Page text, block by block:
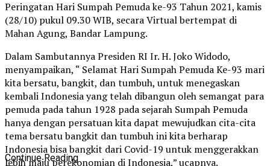
Peringatan Hari Sumpah Pemuda ke-93 Tahun 2021, kamis
(28/10) pukul 09.30 WIB, secara Virtual bertempat di
Mahan Agung, Bandar Lampung.
Dalam Sambutannya Presiden RI Ir. H. Joko Widodo,
menyampaikan, “ Selamat Hari Sumpah Pemuda Ke-93 mari
kita bersatu, bangkit, dan tumbuh, untuk menegaskan
kembali Indonesia yang telah dibangun oleh semangat para
pemuda pada tahun 1928 pada sejarah Sumpah Pemuda
hanya dengan persatuan kita dapat mewujudkan cita-cita
tema bersatu bangkit dan tumbuh ini kita berharap
Indonesia bisa bangkit dari Covid-19 untuk menggerakkan
lebih maju perekonomian di Indonesia,” ucapnya.
Continue Reading